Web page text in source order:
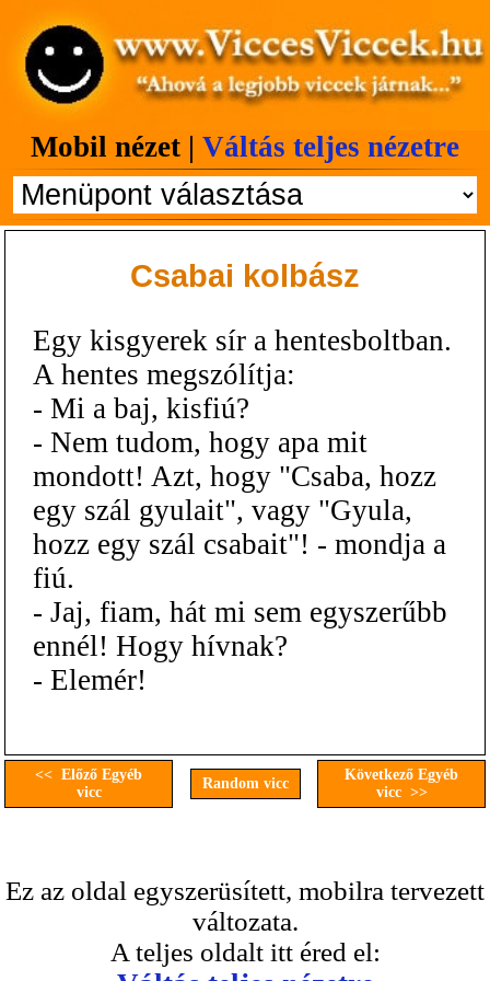
Mobil nézet | Váltás teljes nézetre
Csabai kolbász
Egy kisgyerek sír a hentesboltban.
A hentes megszólítja:
- Mi a baj, kisfiú?
- Nem tudom, hogy apa mit
mondott! Azt, hogy "Csaba, hozz
egy szál gyulait", vagy "Gyula,
hozz egy szál csabait"! - mondja a
fiú.
- Jaj, fiam, hát mi sem egyszerűbb
ennél! Hogy hívnak?
- Elemér!
<< Előző Egyéb
vicc
Random vicc
Következő Egyéb
vicc >>
Ez az oldal egyszerüsített, mobilra tervezett
változata.
A teljes oldalt itt éred el: